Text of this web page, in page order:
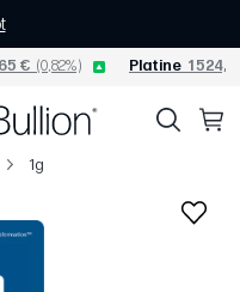
€ (0,82%) Platine 1
1g